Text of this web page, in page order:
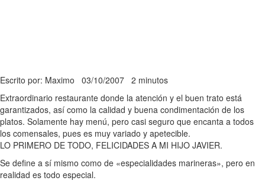
Escrito por: Maximo 03/10/2007 2 minutos
Extraordinario restaurante donde la atención y el buen trato está
garantizados, así como la calidad y buena condimentación de los
platos. Solamente hay menú, pero casi seguro que encanta a todos
los comensales, pues es muy variado y apetecible.
LO PRIMERO DE TODO, FELICIDADES A MI HIJO JAVIER.
Se define a sí mismo como de «especialidades marineras», pero en
realidad es todo especial.